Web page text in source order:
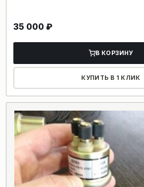
35 000 ₽
В КОРЗИНУ
КУПИТЬ В 1 КЛИК